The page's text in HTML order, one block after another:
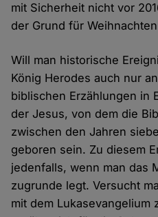
mit Sicherheit nicht vor
der Grund für
Will man historische
König Herodes auch nur
biblischen Erzählungen in
der Jesus, von dem die
zwischen den Jahren
geboren sein. Zu diesem
jedenfalls, wenn man das
zugrunde legt. Versucht
mit dem Lukasevangelium